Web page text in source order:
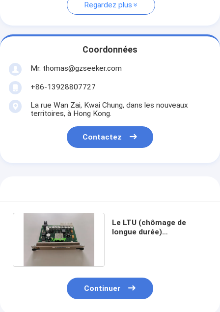
Regardez plus
Coordonnées
Mr. thomas@gzseeker.com
+86-13928807727
La rue Wan Zai, Kwai Chung, dans les nouveaux
territoires, à Hong Kong.
Contactez
Le LTU (chômage de
longue durée)
Continuer